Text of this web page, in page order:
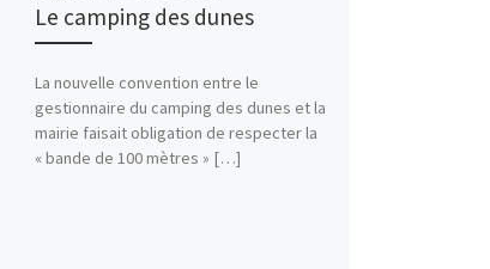
Le camping des dunes
La nouvelle convention entre le
gestionnaire du camping des dunes et la
mairie faisait obligation de respecter la
« bande de 100 mètres » […]